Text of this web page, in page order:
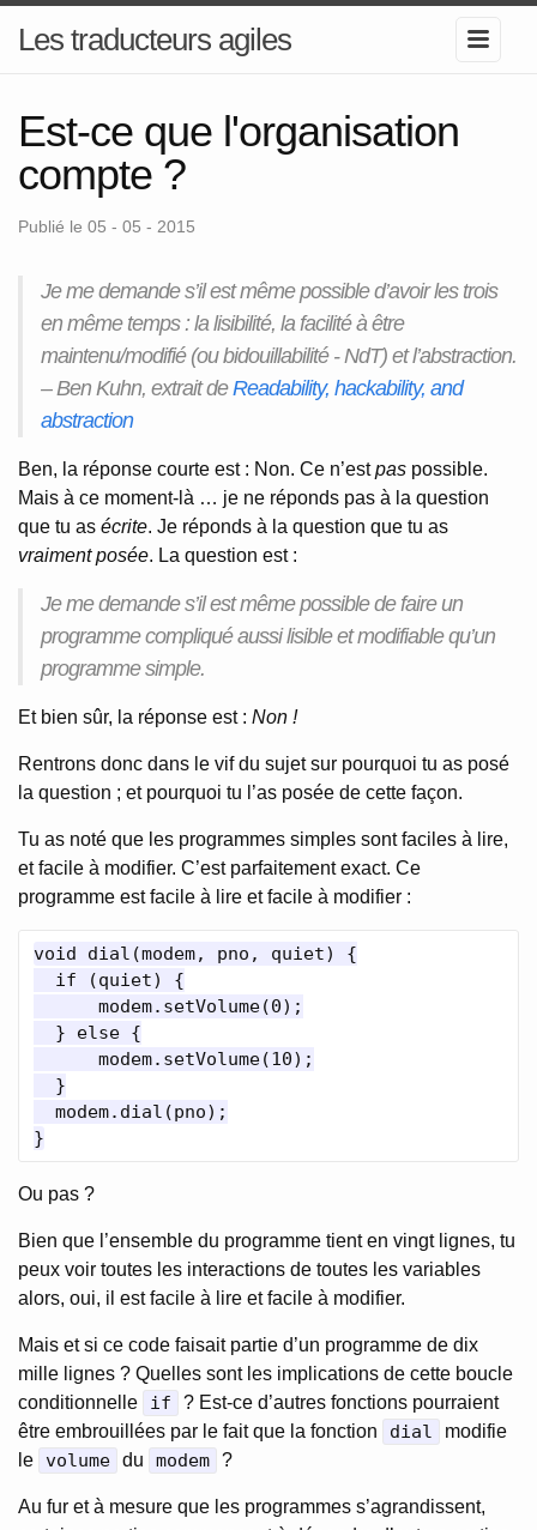
Les traducteurs agiles
Est-ce que l'organisation
compte ?
Publié le 05 - 05 - 2015
Je me demande s’il est même possible d’avoir les trois
en même temps : la lisibilité, la facilité à être
maintenu/modifié (ou bidouillabilité - NdT) et l’abstraction.
– Ben Kuhn, extrait deReadability, hackability, and
abstraction
Ben, la réponse courte est : Non. Ce n’estpas possible.
Mais à ce moment-là … je ne réponds pas à la question
que tu as écrite. Je réponds à la question que tu as
vraiment posée. La question est :
Je me demande s’il est même possible de faire un
programme compliqué aussi lisible et modifiable qu’un
programme simple.
Et bien sûr, la réponse est : Non !
Rentrons donc dans le vif du sujet sur pourquoi tu as posé
la question ; et pourquoi tu l’as posée de cette façon.
Tu as noté que les programmes simples sont faciles à lire,
et facile à modifier. C’est parfaitement exact. Ce
programme est facile à lire et facile à modifier :
void dial(modem, pno, quiet) {
  if (quiet) {
      modem.setVolume(0);
  } else {
      modem.setVolume(10);
  }
  modem.dial(pno);
Ou pas ?
Bien que l’ensemble du programme tient en vingt lignes, tu
peux voir toutes les interactions de toutes les variables
alors, oui, il est facile à lire et facile à modifier.
Mais et si ce code faisait partie d’un programme de dix
mille lignes ? Quelles sont les implications de cette boucle
conditionnelle
if
? Est-ce d’autres fonctions pourraient
être embrouillées par le fait que la fonction
dial
modifie
le volume du modem ?
Au fur et à mesure que les programmes s’agrandissent,